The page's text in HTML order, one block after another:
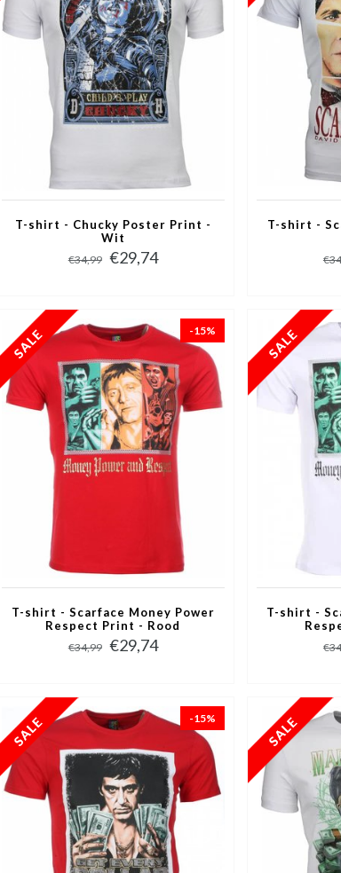
T-shirt - Chucky Poster Print -
Wit
€34,99 €29,74
T-shirt -
-15%
T-shirt - Scarface Money Power
Respect Print - Rood
€34,99 €29,74
T-shirt -
-15%